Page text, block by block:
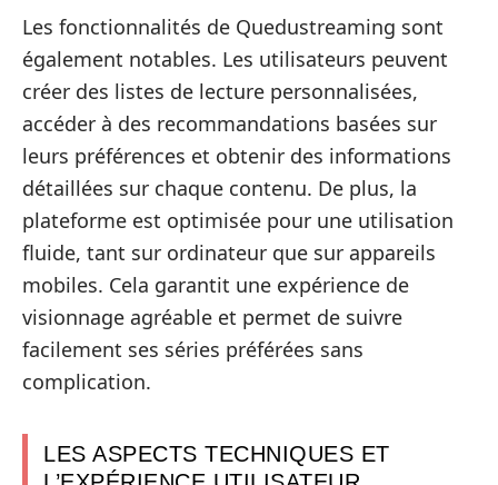
Les fonctionnalités de Quedustreaming sont
également notables. Les utilisateurs peuvent
créer des listes de lecture personnalisées,
accéder à des recommandations basées sur
leurs préférences et obtenir des informations
détaillées sur chaque contenu. De plus, la
plateforme est optimisée pour une utilisation
fluide, tant sur ordinateur que sur appareils
mobiles. Cela garantit une expérience de
visionnage agréable et permet de suivre
facilement ses séries préférées sans
complication.
LES ASPECTS TECHNIQUES ET